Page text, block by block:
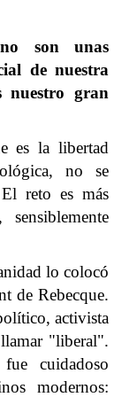
son unas
de nuestra
nuestro gran
es la libertad
no se
reto es más
lo colocó
de Rebecque.
activista
"liberal".
cuidadoso
modernos: